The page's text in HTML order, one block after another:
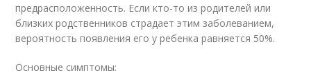
предрасположенность. Если кто-то из родителей или
близких родственников страдает этим заболеванием,
вероятность появления его у ребенка равняется 50%.
Основные симптомы: